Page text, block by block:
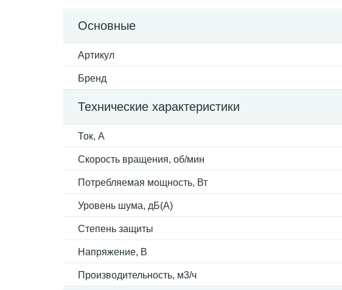
Основные
Артикул
Бренд
Технические характеристики
Ток, А
Скорость вращения, об/мин
Потребляемая мощность, Вт
Уровень шума, дБ(А)
Степень защиты
Напряжение, В
Производительность, м3/ч